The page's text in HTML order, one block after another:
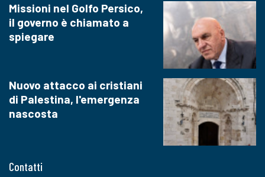
Contatti
Missioni nel Golfo Persico,
il governo è chiamato a
spiegare
Nuovo attacco ai cristiani
di Palestina, l'emergenza
nascosta